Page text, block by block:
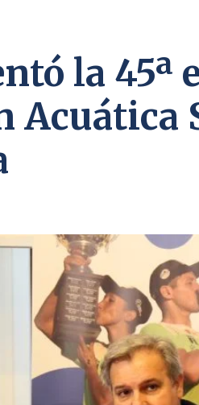
la 45ª
Acuática